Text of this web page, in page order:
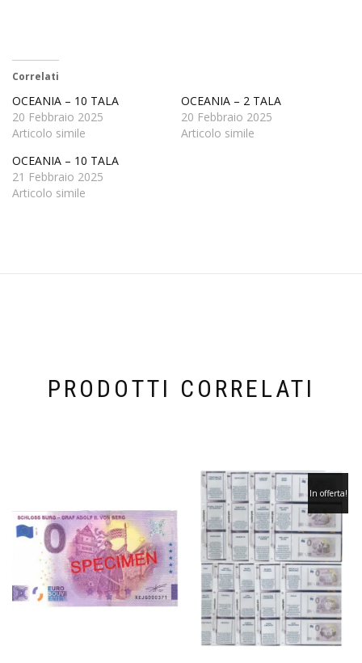
Correlati
OCEANIA – 10 TALA
20 Febbraio 2025
Articolo simile
OCEANIA – 2 TALA
20 Febbraio 2025
Articolo simile
OCEANIA – 10 TALA
21 Febbraio 2025
Articolo simile
PRODOTTI CORRELATI
In offerta!